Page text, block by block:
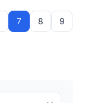
7 8 9